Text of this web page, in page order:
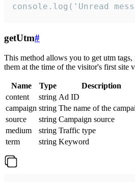
console.log('Unread
getUtm#
This method allows you to get utm
them at the time of the visitor's first site
Name Type
Description
content
string Ad ID
campaign string The name of the
source
string Campaign source
medium
string Traffic type
term
string Keyword